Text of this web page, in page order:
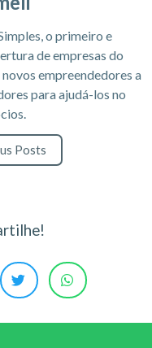
o primeiro e
de empresas do
empreendedores a
para ajudá-los no
Posts